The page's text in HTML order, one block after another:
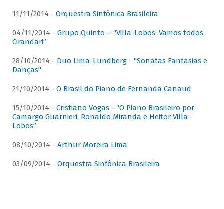
11/11/2014 - Orquestra Sinfônica Brasileira
04/11/2014 - Grupo Quinto – “Villa-Lobos: Vamos todos
Cirandar!”
28/10/2014 - Duo Lima-Lundberg - "Sonatas Fantasias e
Danças"
21/10/2014 - O Brasil do Piano de Fernanda Canaud
15/10/2014 - Cristiano Vogas - “O Piano Brasileiro por
Camargo Guarnieri, Ronaldo Miranda e Heitor Villa-
Lobos”
08/10/2014 - Arthur Moreira Lima
03/09/2014 - Orquestra Sinfônica Brasileira